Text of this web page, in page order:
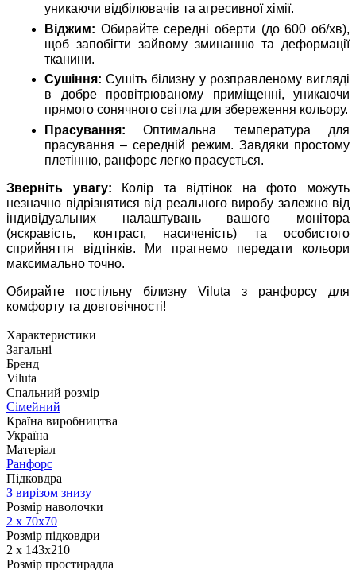
уникаючи відбілювачів та агресивної хімії.
Віджим: Обирайте середні оберти (до 600 об/хв),
щоб запобігти зайвому зминанню та деформації
тканини.
Сушіння: Сушіть білизну у розправленому вигляді
в добре провітрюваному приміщенні, уникаючи
прямого сонячного світла для збереження кольору.
Прасування: Оптимальна температура для
прасування – середній режим. Завдяки простому
плетінню, ранфорс легко прасується.
Зверніть увагу: Колір та відтінок на фото можуть
незначно відрізнятися від реального виробу залежно від
індивідуальних налаштувань вашого монітора
(яскравість, контраст, насиченість) та особистого
сприйняття відтінків. Ми прагнемо передати кольори
максимально точно.
Обирайте постільну білизну Viluta з ранфорсу для
комфорту та довговічності!
Характеристики
Загальні
Бренд
Viluta
Спальний розмір
Сімейний
Країна виробництва
Україна
Матеріал
Ранфорс
Підковдра
З вирізом знизу
Розмір наволочки
2 х 70х70
Розмір підковдри
2 х 143х210
Розмір простирадла